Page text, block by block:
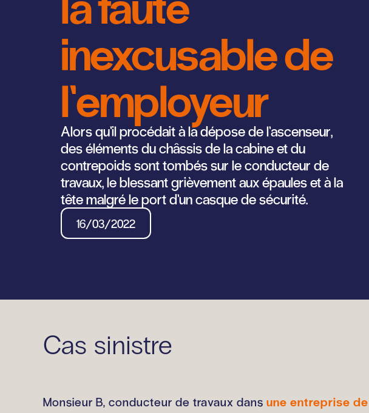
inexcusable de
l’employeur
Alors qu’il procédait à la dépose de l’ascenseur,
des éléments du châssis de la cabine et du
contrepoids sont tombés sur le conducteur de
travaux, le blessant grièvement aux épaules et à la
tête malgré le port d’un casque de sécurité.
16/03/2022
Cas sinistre
Monsieur B, conducteur de travaux dans une entreprise